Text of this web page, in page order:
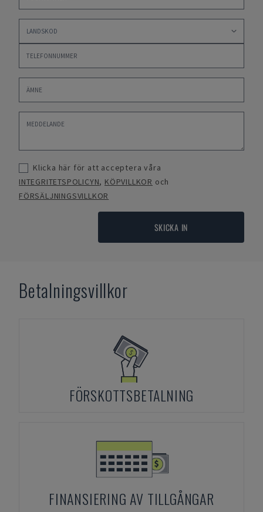
Klicka här för att acceptera våra
INTEGRITETSPOLICYN, KÖPVILLKOR och
FÖRSÄLJNINGSVILLKOR
SKICKA IN
Betalningsvillkor
FÖRSKOTTSBETALNING
FINANSIERING AV TILLGÅNGAR